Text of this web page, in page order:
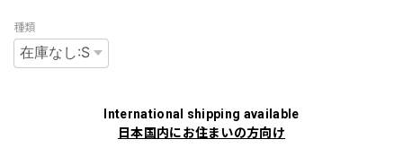
種類
International shipping available
日本国内にお住まいの方向け